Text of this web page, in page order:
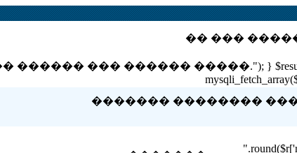
�� ���
��� ������ �����."); } $result =
������� ��������